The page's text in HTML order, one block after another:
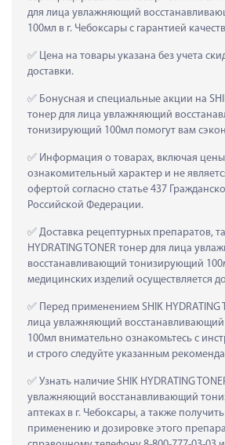
для лица увлажняющий
100мл в г. Чебоксары с гарантией
Цена на товары указана без учета
доставки.
Бонусная и специальные акции на
тонер для лица увлажняющий
тонизирующий 100мл помогут вам
Информация о товарах, включая
ознакомительный характер и не
офертой согласно статье 437
Российской Федерации.
Доставка рецептурных препаратов,
HYDRATING TONER тонер для лица
восстанавливающий тонизирующий
медицинских изделий осуществляется
Перед применением SHIK HYDRATING
лица увлажняющий
100мл внимательно ознакомьтесь с
и строго следуйте указанным
Узнать наличие SHIK HYDRATING
увлажняющий восстанавливающий
аптеках в г. Чебоксары, а также
применению и дозировке этого